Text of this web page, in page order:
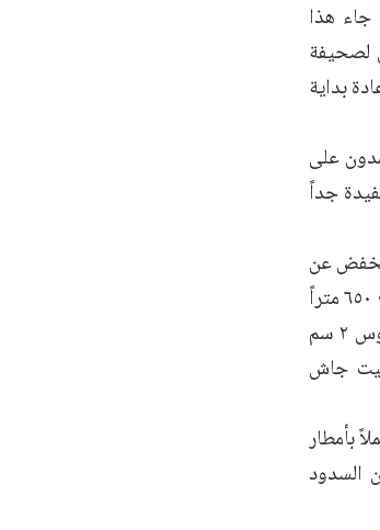
جاء هذا
لصحيفة
بداية
على
جداً
عن
سطح البحر، حيث غطت الثلوج قرية حمام واصل جنوب غرب مدينة القدموس، وهي على ارتفاع ٦٥٠ متراً
عن سطح البحر، حيث بلغ الهطل الثلجي واحد سنتيمر، وبلغت سماكة الثلوج في مدينة القدموس ٢ سم
وبيت جاش
بأمطار
السدود